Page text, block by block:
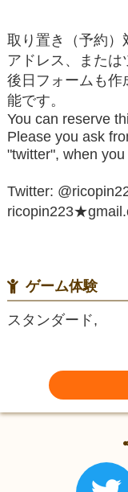
取り置き（予約）
アドレス、または
後日フォームも作
能です。
You can reserve
Please you ask
"twitter", when
Twitter:
ゲーム体験
スタンダード,